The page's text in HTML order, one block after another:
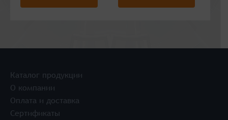
Каталог продукции
О компании
Оплата и доставка
Сертификаты